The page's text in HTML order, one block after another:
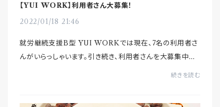
【YUI WORK】利用者さん大募集！
2022/01/18 21:46
就労継続支援B型 YUI WORKでは現在、7名の利用者さ
んがいらっしゃいます。引き続き、利用者さんを大募集中で
続きを読む